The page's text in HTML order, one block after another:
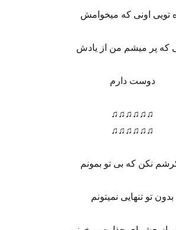
تویی اونی که میخوامش
که پر میشم من از یادش
دوست دارم
♫♫♫♫♫♫
♫♫♫♫♫♫
نکن که بی تو بمونم
بدون تو تنهایی نمیتونم